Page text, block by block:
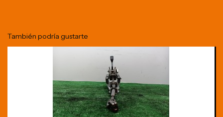
También podría gustarte